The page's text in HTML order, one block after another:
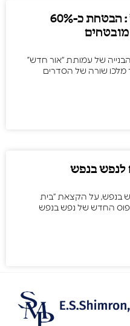
פירוק עמותת “אור חדש” : הבטחת כ-60%
של עמותת “אור חדש”
מלכו שורה של הסדרים
לנפש בנפש
נפש בנפש, על הקצאת “בית
החדש של נפש בנפש